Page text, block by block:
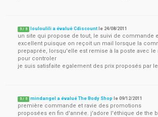
5 / 5 louloulili a évalué Cdiscount le 24/08/2011
un site qui propose de tout, le suivi de commande
excellent puisque on reçoit un mail lorsque la
prepaprée, lorsqu'elle est remise à la poste avec le
pour controler
je suis satisfaite egalement des prix proposés par
5 / 5 mindangel a évalué The Body Shop le09/12/2011
première commande et ravie des promotions
proposées en fin d'année. j'adore l'éthique de the